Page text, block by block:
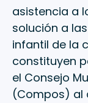
asistencia a
solución a
infantil de la
constituyen
el Consejo
(Compos) al